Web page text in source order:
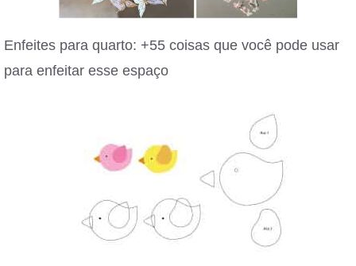
Enfeites para quarto: +55 coisas que você pode usar
para enfeitar esse espaço